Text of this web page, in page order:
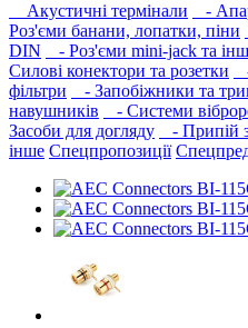
Акустичні термінали -
Роз'єми банани, лопатки, піни
DIN
- Роз'єми mini-jack та
Силові конектори та розетки
фільтри
- Запобіжники та
навушників‎
- Системи
Засоби для догляду
- Припій
інше Спецпропозиції